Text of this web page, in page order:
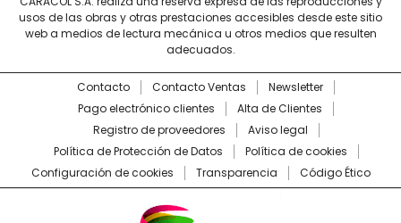
usos de las obras y otras prestaciones accesibles desde este sitio
web a medios de lectura mecánica u otros medios que resulten
adecuados.
Contacto Contacto Ventas
Newsletter
Pago electrónico clientes
Alta de Clientes
Registro de proveedores
Aviso legal
Política de Protección de Datos
Política de cookies
Configuración de cookies
Transparencia Código Ético